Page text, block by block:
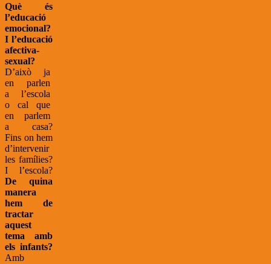
Què és
l’educació
emocional?
I l’educació
afectiva-
sexual?
D’això ja
en parlen
a l’escola
o cal que
en parlem
a casa?
Fins on hem
d’intervenir
les famílies?
I l’escola?
De quina
manera
hem de
tractar
aquest
tema amb
els infants?
Amb